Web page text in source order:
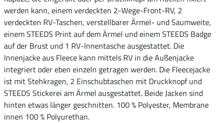
werden kann, einem verdeckten 2-Wege-Front-RV, 2
verdeckten RV-Taschen, verstellbarer Ärmel- und Saumweite,
einem STEEDS Print auf dem Ärmel und einem STEEDS Badge
auf der Brust und 1 RV-Innentasche ausgestattet. Die
Innenjacke aus Fleece kann mittels RV in die Außenjacke
integriert oder eben einzeln getragen werden. Die Fleecejacke
ist mit Stehkragen, 2 Einschubtaschen mit Druckknopf und
STEEDS Stickerei am Ärmel ausgestattet. Beide Jacken sind
hinten etwas länger geschnitten. 100 % Polyester, Membrane
innen 100 % Polyurethan.